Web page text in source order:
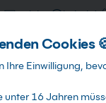
training@kebel.de
Info &
Cookies
Ihre Einwilligung,
unter 16 Jahren